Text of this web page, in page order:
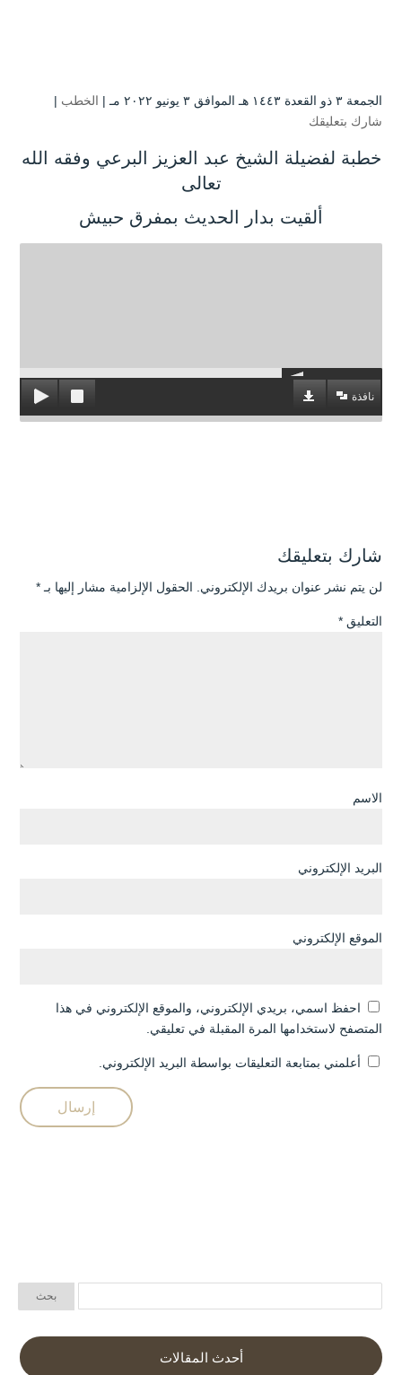
الجمعة ۳ ذو القعدة ۱٤٤۳ هـ الموافق ۳ يونيو ۲۰۲۲ مـ | الخطب |
شارك بتعليقك
خطبة لفضيلة الشيخ عبد العزيز البرعي وفقه الله
تعالى
ألقيت بدار الحديث بمفرق حبيش
نافذة
شارك بتعليقك
لن يتم نشر عنوان بريدك الإلكتروني. الحقول الإلزامية مشار إليها بـ *
التعليق *
الاسم
البريد الإلكتروني
الموقع الإلكتروني
احفظ اسمي، بريدي الإلكتروني، والموقع الإلكتروني في هذا
المتصفح لاستخدامها المرة المقبلة في تعليقي.
أعلمني بمتابعة التعليقات بواسطة البريد الإلكتروني.
أحدث المقالات